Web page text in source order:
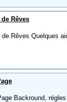
Rêves
Rêves Quelques
Backround,